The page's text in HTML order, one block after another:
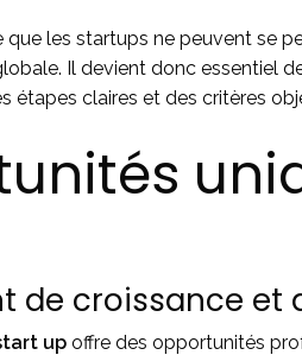
que les startups ne peuvent se
Il devient donc essentiel
étapes claires et des critères
de croissance et
up offre des opportunités